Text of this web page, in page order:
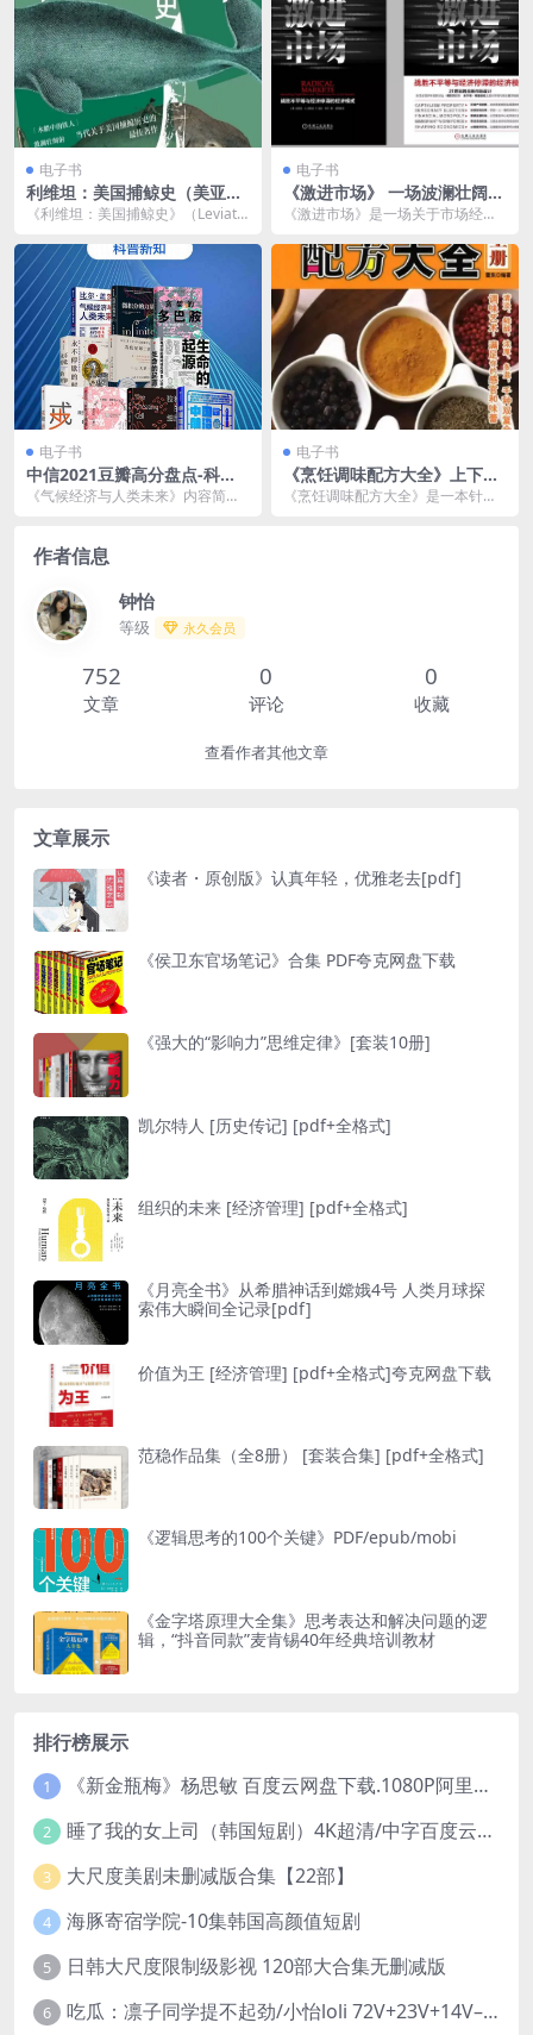
电子书
利维坦：美国捕鲸史（美亚历
史类年度十大好书）
《利维坦：美国捕鲸史》（Leviath
电子书
《激进市场》 一场波澜壮阔的
思维实验
《激进市场》是一场关于市场经济
实验。作者通过深入剖...
电子书
中信2021豆瓣高分盘点-科普
新知（共10册） [ 套装合集] [p
《气候经济与人类未来》内容简
电子书
《烹饪调味配方大全》上下册
千种双复合调味方法 纯天然配
《烹饪调味配方大全》是一本针对
作者信息
钟怡
等级 永久会员
752
文章
0
评论
0
收藏
查看作者其他文章
文章展示
《读者・原创版》认真年轻，优雅老去[pdf]
《侯卫东官场笔记》合集 PDF夸克网盘下载
《强大的“影响力”思维定律》[套装10册]
凯尔特人 [ 历史传记] [pdf+全格式]
组织的未来 [ 经济管理] [pdf+全格式]
《月亮全书》从希腊神话到嫦娥4号 人类月球探
索伟大瞬间全记录[pdf]
价值为王 [ 经济管理] [pdf+全格式]夸克网盘下载
范稳作品集（全8册） [ 套装合集] [pdf+全格式]
《逻辑思考的100个关键》PDF/epub/mobi
《金字塔原理大全集》思考表达和解决问题的逻
辑，“抖音同款”麦肯锡40年经典培训教材
排行榜展示
1 《新金瓶梅》杨思敏 百度云网盘下载.1080P阿里下载.国语中字.(1996)
2 睡了我的女上司（韩国短剧）4K超清/中字百度云网盘下载
3 大尺度美剧未删减版合集【22部】
4 海豚寄宿学院-10集韩国高颜值短剧
5 日韩大尺度限制级影视 120部大合集无删减版
6 吃瓜：凛子同学提不起劲/小怡loli 72V+23V+14V–24.02GB】